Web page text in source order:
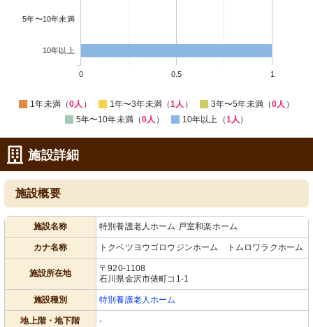
5年〜10年未満
10年以上
0 0.5 1
1年未満（0人 ） 1年〜3年未満（1人 ） 3年〜5年未満（0人 ）
5年〜10年未満（0人 ） 10年以上（1人 ）
施設詳細
施設概要
施設名称 特別養護老人ホーム 戸室和楽ホーム
カナ名称 トクベツヨウゴロウジンホーム トムロワラクホーム
施設所在地
〒920-1108
石川県金沢市俵町コ1-1
施設種別 特別養護老人ホーム
地上階・地下階 -